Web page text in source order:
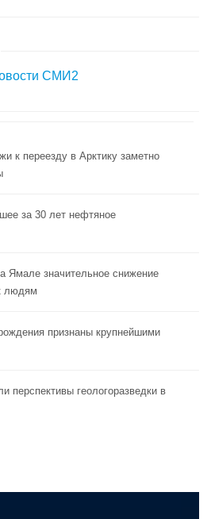
СМИ2
к переезду в Арктику заметно
за 30 лет нефтяное
Ямале значительное снижение
людям
признаны крупнейшими
перспективы геологоразведки в